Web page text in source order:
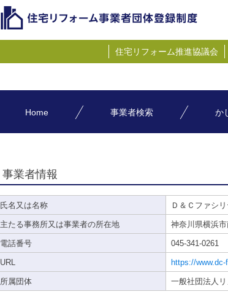
住宅リフォーム推進協議会
Home 事業者検索 か
事業者情報
氏名又は名称 Ｄ＆Ｃファシ
主たる事務所又は事業者の所在地 神奈川県横浜
電話番号 045-341-0261
URL https://
所属団体 一般社団法人